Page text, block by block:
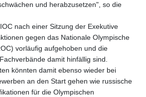
und herabzusetzen", so die
nach einer Sitzung der Exekutive
gegen das Nationale Olympische
vorläufig aufgehoben und die
damit hinfällig sind.
könnten damit ebenso wieder bei
an den Start gehen wie russische
für die Olympischen